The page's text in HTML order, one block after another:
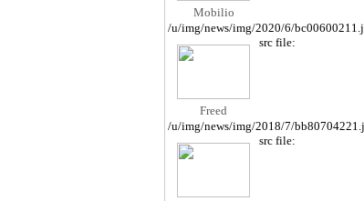
Mobilio
/u/img/news/img/2020/6/
Freed
src file:
/u/img/news/img/2018/7/
src file: